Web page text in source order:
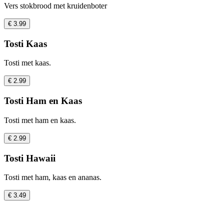
Vers stokbrood met kruidenboter
€ 3.99
Tosti Kaas
Tosti met kaas.
€ 2.99
Tosti Ham en Kaas
Tosti met ham en kaas.
€ 2.99
Tosti Hawaii
Tosti met ham, kaas en ananas.
€ 3.49